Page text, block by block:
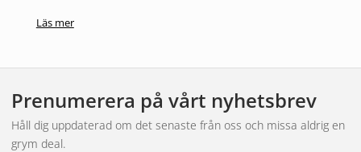
Imponerande bredd på 1345mm för ökad synlighet.
Användningsområden:
Perfekt för lastbilar, servicebilar, tunga maskiner och andra
fordon som kräver markant synlighet och säkerhet. Denna
Läs mer
Prenumerera på vårt nyhetsbrev
Håll dig uppdaterad om det senaste från oss och missa aldrig en
grym deal.